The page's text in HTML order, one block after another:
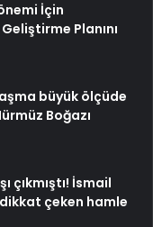
İçin
Planını
büyük ölçüde
Boğazı
çıkmıştı! İsmail
çeken hamle